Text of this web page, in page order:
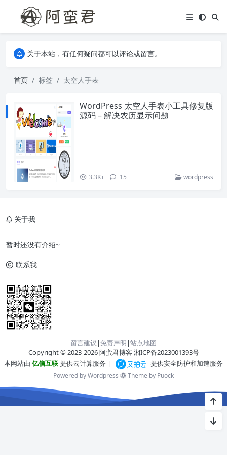
关于本站，有任何疑问都可以评论或留言。
关于本站，有任何疑问都可以评论或留言。
首页
标签 太空人手表
WordPress 太空人手表小工具修复版
源码 – 解决农历显示问题
3.3K+ 15 wordpress
关于我
暂时还没有介绍~
联系我
留言建议 |免责声明 |站点地图
Copyright © 2023-2026 阿蛮君博客 湘ICP备2023001393号
本网站由 亿信互联提供云计算服务 | 提供安全防护和加速服务
Powered by Wordpress Theme by Puock